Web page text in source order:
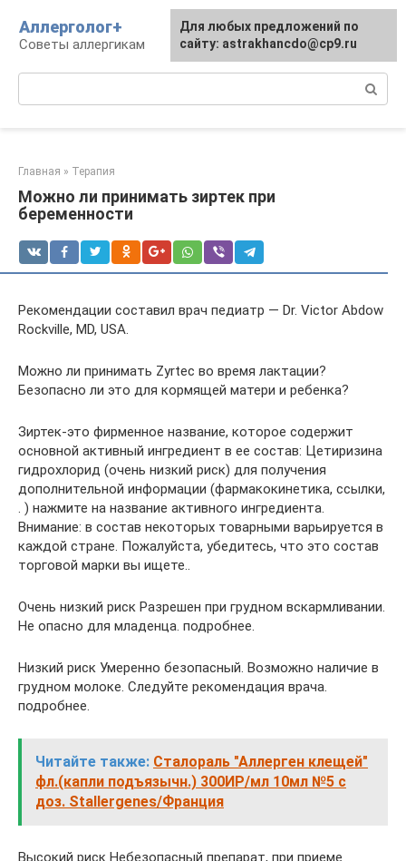
контенту
Аллерголог+
Советы аллергикам
Главная » Терапия
Можно ли принимать зиртек при
беременности
Рекомендации составил врач педиатр — Dr. Victоr Аbdоw
Rоckville, МD, USА.
Можно ли принимать Zyrtec во время лактации?
Безопасно ли это для кормящей матери и ребенка?
Зиртек-это фирменное название, которое содержит
основной активный ингредиент в ее состав: Цетиризина
гидрохлорид (очень низкий риск) для получения
дополнительной информации (фармакокинетика, ссылки,
. ) нажмите на название активного ингредиента.
Внимание: в состав некоторых товарными варьируется в
каждой стране. Пожалуйста, убедитесь, что это состав
торговой марки вы ищете..
Очень низкий риск Разрешен при грудном вскармливании.
Не опасно для младенца. подробнее.
Низкий риск Умеренно безопасный. Возможно наличие в
грудном молоке. Следуйте рекомендация врача.
подробнее.
Читайте также: Сталораль "Аллерген клещей"
фл.(капли подъязычн.) 300ИР/мл 10мл №5 с
доз. Stallergenes/Франция
Высокий риск Небезопасный препарат, при приеме
Для любых предложений по
сайту: astrakhancdo@cp9.ru